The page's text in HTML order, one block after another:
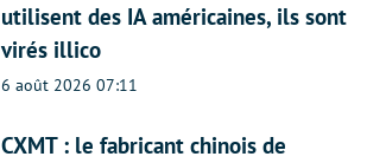
utilisent des IA américaines, ils sont
virés illico
6 août 2026 07:11
CXMT : le fabricant chinois de